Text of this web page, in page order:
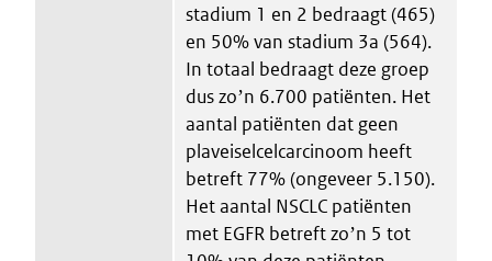
stadium 1 en 2 bedraagt (465)
en 50% van stadium 3a (564).
In totaal bedraagt deze groep
dus zoʼn 6.700 patiënten. Het
aantal patiënten dat geen
plaveiselcelcarcinoom heeft
betreft 77% (ongeveer 5.150).
Het aantal NSCLC patiënten
met EGFR betreft zoʼn 5 tot